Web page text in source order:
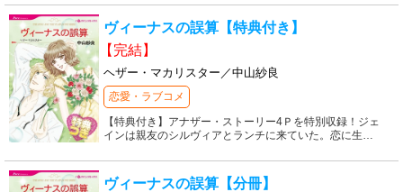
ヴィーナスの誤算【特典付き】
【完結】
ヘザー・マカリスター／中山紗良
恋愛・ラブコメ
【特典付き】アナザー・ストーリー4Ｐを特別収録！ジェ
インは親友のシルヴィアとランチに来ていた。恋に生…
ヴィーナスの誤算【分冊】